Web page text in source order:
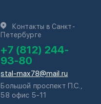
Контакты в Санкт-
Петербурге
+7 (812) 244-
93-80
stal-max78@mail.ru
Большой проспект П.С.,
58 офис 5-11